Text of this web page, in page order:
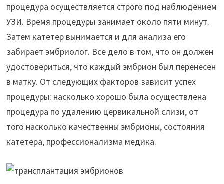
процедура осуществляется строго под наблюдением
УЗИ. Время процедуры занимает около пяти минут.
Затем катетер вынимается и для анализа его
забирает эмбриолог. Все дело в том, что он должен
удостовериться, что каждый эмбрион был перенесен
в матку. От следующих факторов зависит успех
процедуры: насколько хорошо была осуществлена
процедура по удалению цервикальной слизи, от
того насколько качественны эмбрионы, состояния
катетера, профессионализма медика.